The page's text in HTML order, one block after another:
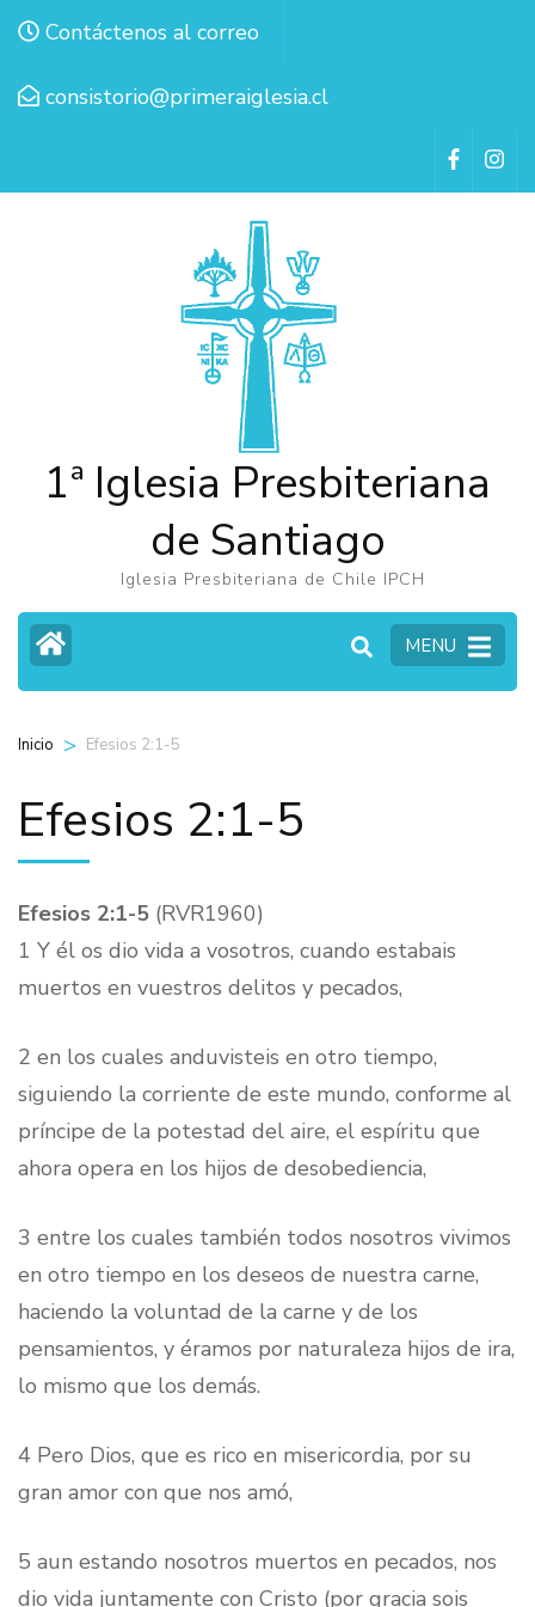
Contáctenos al correo
consistorio@primeraiglesia.cl
1ª Iglesia Presbiteriana
de Santiago
Iglesia Presbiteriana de Chile IPCH
MENU
Inicio > Efesios 2:1-5
Efesios 2:1-5
Efesios 2:1-5 (RVR1960)
1 Y él os dio vida a vosotros, cuando estabais
muertos en vuestros delitos y pecados,
2 en los cuales anduvisteis en otro tiempo,
siguiendo la corriente de este mundo, conforme al
príncipe de la potestad del aire, el espíritu que
ahora opera en los hijos de desobediencia,
3 entre los cuales también todos nosotros vivimos
en otro tiempo en los deseos de nuestra carne,
haciendo la voluntad de la carne y de los
pensamientos, y éramos por naturaleza hijos de ira,
lo mismo que los demás.
4 Pero Dios, que es rico en misericordia, por su
gran amor con que nos amó,
5 aun estando nosotros muertos en pecados, nos
dio vida juntamente con Cristo (por gracia sois